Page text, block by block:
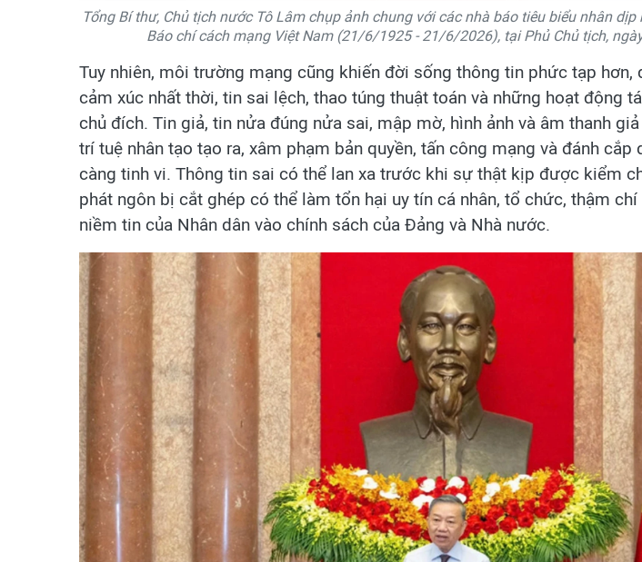
Tổng Bí thư, Chủ tịch nước Tô Lâm chụp ảnh chung với các nhà báo tiêu biểu nhân
Báo chí cách mạng Việt Nam (21/6/1925 - 21/6/2026), tại Phủ Chủ tịch,
Tuy nhiên, môi trường mạng cũng khiến đời sống thông tin phức tạp hơn,
cảm xúc nhất thời, tin sai lệch, thao túng thuật toán và những hoạt động
chủ đích. Tin giả, tin nửa đúng nửa sai, mập mờ, hình ảnh và âm thanh
trí tuệ nhân tạo tạo ra, xâm phạm bản quyền, tấn công mạng và đánh cắp
càng tinh vi. Thông tin sai có thể lan xa trước khi sự thật kịp được kiểm
phát ngôn bị cắt ghép có thể làm tổn hại uy tín cá nhân, tổ chức, thậm
niềm tin của Nhân dân vào chính sách của Đảng và Nhà nước.